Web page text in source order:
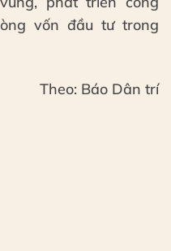
vốn đầu tư trong
Theo: Báo Dân trí